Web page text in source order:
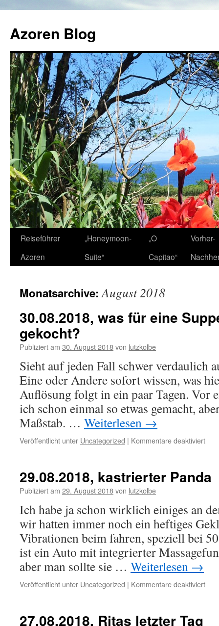
Azoren Blog
Zum
Inhalt
Reiseführer
Azoren
„Honeymoon-
Suite“
„O
Capitao“
Vorher-
Monatsarchive:August 2018
30.08.2018, was für eine
gekocht?
Publiziert am 30. August 2018von lutzkolbe
Sieht auf jeden Fall schwer verdaulich
Eine oder Andere sofort wissen, was
Auflösung folgt in ein paar Tagen. Vor
ich schon einmal so etwas gemacht,
Maßstab. … Weiterlesen →
Veröffentlicht unter Uncategorized | Kommentare deaktiviertfür
eine
hier
29.08.2018, kastrierter Panda
Publiziert am 29. August 2018von lutzkolbe
Ich habe ja schon wirklich einiges an
wir hatten immer noch ein heftiges
Vibrationen beim fahren, speziell bei
ist ein Auto mit integrierter
aber man sollte sie … Weiterlesen →
Veröffentlicht unter Uncategorized | Kommentare deaktiviertfür
27.08.2018, Ritas letzter Tag